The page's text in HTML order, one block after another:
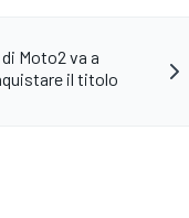
Moto2 va a
il titolo